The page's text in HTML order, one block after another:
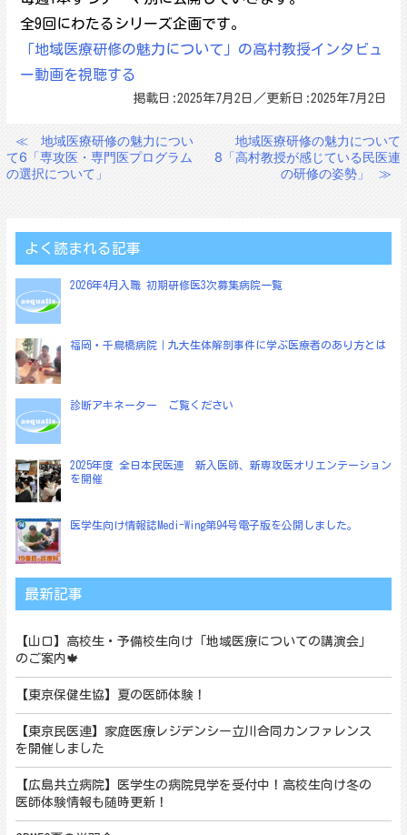
全9回にわたるシリーズ企画です。
「地域医療研修の魅力について」の高村教授インタビュ
ー動画を視聴する
掲載日:2025年7月2日／更新日:2025年7月2日
投
稿
シ
ョ
ン
≪
地域医療研修の魅力につい
て6「専攻医・専門医プログラム
の選択について」
地域医療研修の魅力について
8「高村教授が感じている民医連
の研修の姿勢」
≫
よく読まれる記事
2026年4月入職 初期研修医3次募集病院一覧
福岡・千鳥橋病院｜九大生体解剖事件に学ぶ医療者のあり方とは
診断アキネーター ご覧ください
2025年度 全日本民医連 新入医師、新専攻医オリエンテーション
を開催
医学生向け情報誌Medi-Wing第94号電子版を公開しました。
最新記事
【山口】高校生・予備校生向け「地域医療についての講演会」
のご案内🍁
【東京保健生協】夏の医師体験！
【東京民医連】家庭医療レジデンシー立川合同カンファレンス
を開催しました
【広島共立病院】医学生の病院見学を受付中！高校生向け冬の
医師体験情報も随時更新！